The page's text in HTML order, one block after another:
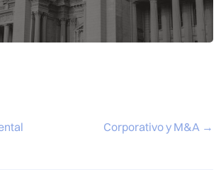
Corporativo y M&A→